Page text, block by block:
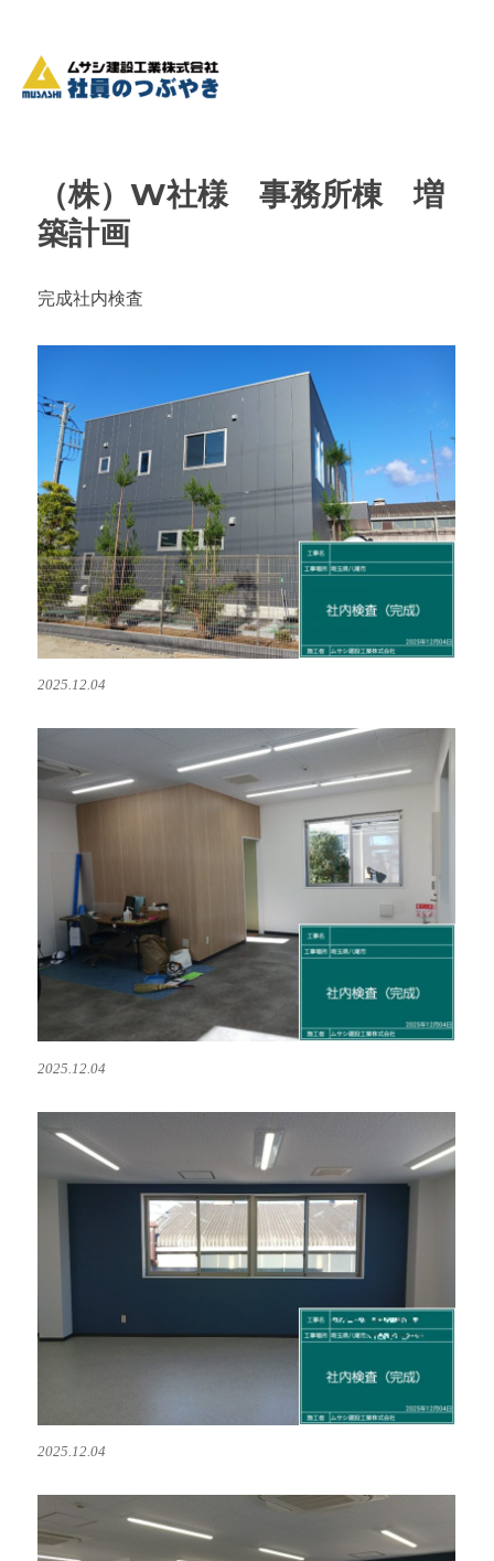
（株）W社様 事務所棟 増
築計画
完成社内検査
2025.12.04
2025.12.04
2025.12.04